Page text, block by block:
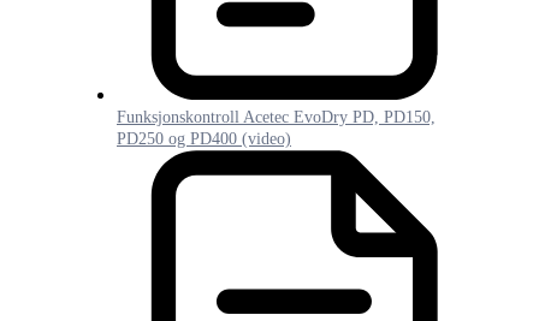
Funksjonskontroll Acetec EvoDry PD, PD150,
PD250 og PD400 (video)